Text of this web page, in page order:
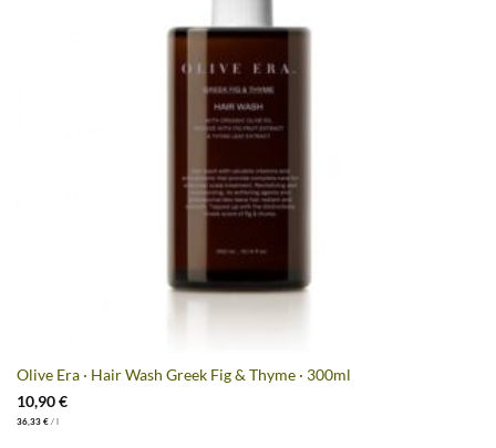
Olive Era · Hair Wash Greek Fig & Thyme · 300ml
10,90€
36,33 €/ l